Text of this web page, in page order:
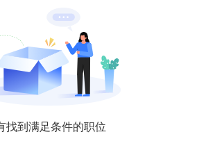
找到满足条件的职位